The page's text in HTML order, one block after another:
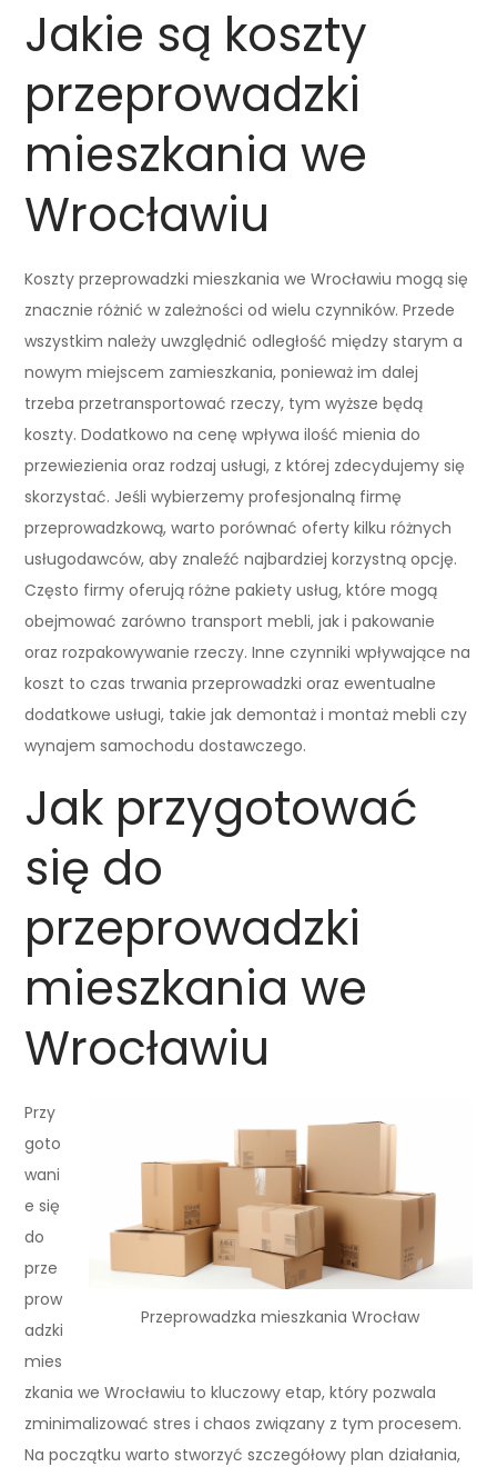
Jakie są koszty
przeprowadzki
mieszkania we
Wrocławiu
Koszty przeprowadzki mieszkania we Wrocławiu mogą się
znacznie różnić w zależności od wielu czynników. Przede
wszystkim należy uwzględnić odległość między starym a
nowym miejscem zamieszkania, ponieważ im dalej
trzeba przetransportować rzeczy, tym wyższe będą
koszty. Dodatkowo na cenę wpływa ilość mienia do
przewiezienia oraz rodzaj usługi, z której zdecydujemy się
skorzystać. Jeśli wybierzemy profesjonalną firmę
przeprowadzkową, warto porównać oferty kilku różnych
usługodawców, aby znaleźć najbardziej korzystną opcję.
Często firmy oferują różne pakiety usług, które mogą
obejmować zarówno transport mebli, jak i pakowanie
oraz rozpakowywanie rzeczy. Inne czynniki wpływające na
koszt to czas trwania przeprowadzki oraz ewentualne
dodatkowe usługi, takie jak demontaż i montaż mebli czy
wynajem samochodu dostawczego.
Jak przygotować
się do
przeprowadzki
mieszkania we
Wrocławiu
Przeprowadzka mieszkania Wrocław
Przy
goto
wani
e się
do
prze
prow
adzki
mies
zkania we Wrocławiu to kluczowy etap, który pozwala
zminimalizować stres i chaos związany z tym procesem.
Na początku warto stworzyć szczegółowy plan działania,